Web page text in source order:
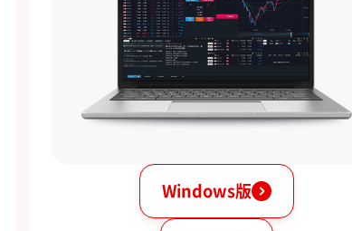
Windows版